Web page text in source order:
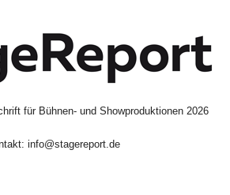
für Bühnen- und Showproduktionen 2026
info@stagereport.de